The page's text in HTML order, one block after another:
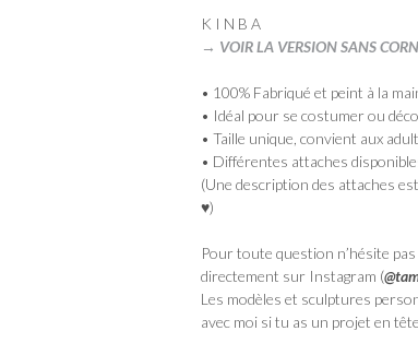
K I N B A
→ VOIR LA VERSION SANS
• 100% Fabriqué et peint à la
• Idéal pour se costumer ou
• Taille unique, convient aux
• Différentes attaches
(Une description des attaches
♥)
Pour toute question n’hésite
directement sur Instagram (
Les modèles et sculptures
avec moi si tu as un projet en